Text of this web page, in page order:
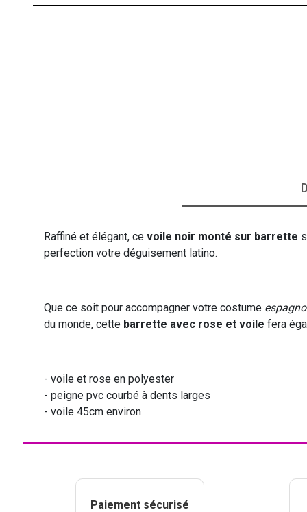
Raffiné et élégant, ce voile noir monté sur barrette
perfection votre déguisement latino.
Que ce soit pour accompagner votre costume
du monde, cette barrette avec rose et voile fera
- voile et rose en polyester
- peigne pvc courbé à dents larges
- voile 45cm environ
Paiement sécurisé